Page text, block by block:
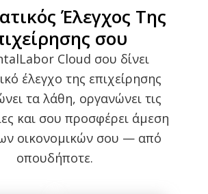
Έλεγχος Της
σου
Cloud σου δίνει
έλεγχο της επιχείρησης
τα λάθη, οργανώνει τις
και σου προσφέρει άμεση
οικονομικών σου — από
οπουδήποτε.